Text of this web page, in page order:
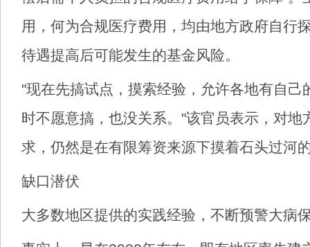
用，何为合规医疗费用，均由地方政府自行
待遇提高后可能发生的基金风险。
"现在先搞试点，摸索经验，允许各地有自己
时不愿意搞，也没关系。"该官员表示，对地
求，仍然是在有限筹资来源下摸着石头过河
缺口潜伏
大多数地区提供的实践经验，不断预警大病